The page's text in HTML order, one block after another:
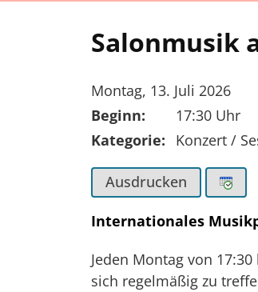
Salonmusik
Tag der Veranstaltung:
Montag, 13. Juli 2026
Beginn:
17:30 Uhr
Kategorie:
Konzert /
Ausdrucken
Internationales
Jeden Montag von
sich regelmäßig zu